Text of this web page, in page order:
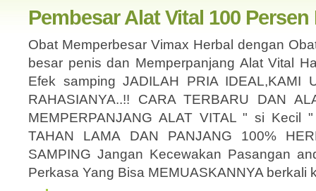
Pembesar Alat Vital 100
Obat Memperbesar Vimax Herbal dengan
besar penis dan Memperpanjang Alat Vital
Efek samping JADILAH PRIA IDEAL,KAMI
RAHASIANYA..!! CARA TERBARU DAN
MEMPERPANJANG ALAT VITAL " si Kecil
TAHAN LAMA DAN PANJANG 100%
SAMPING Jangan Kecewakan Pasangan
Perkasa Yang Bisa MEMUASKANNYA berkali